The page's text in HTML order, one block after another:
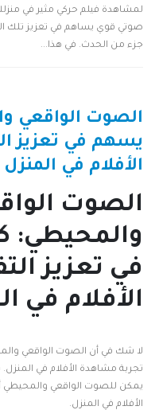
لمشاهدة فيلم حركي مثير في
صوتي قوي يساهم في تعزيز تلك
جزء من الحدث. في هذا...
الصوت الواقعي
يسهم في تعزيز
الأفلام في المنزل
الصوت
في تعزيز
الأفلام في
لا شك في أن الصوت الواقعي
تجربة مشاهدة الأفلام في
يمكن للصوت الواقعي والمحيطي
الأفلام في المنزل.